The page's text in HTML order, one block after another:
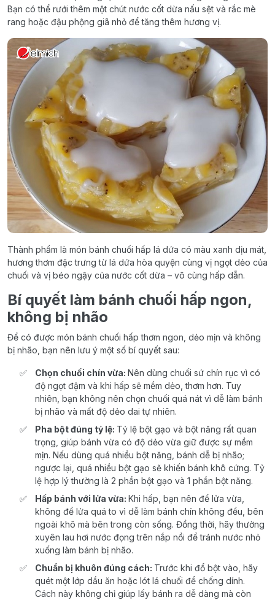
Bạn có thể rưới thêm một chút nước cốt dừa nấu sệt và rắc mè
rang hoặc đậu phộng giã nhỏ để tăng thêm hương vị.
Thành phẩm là món bánh chuối hấp lá dứa có màu xanh dịu mát,
hương thơm đặc trưng từ lá dứa hòa quyện cùng vị ngọt dẻo của
chuối và vị béo ngậy của nước cốt dừa – vô cùng hấp dẫn.
Bí quyết làm bánh chuối hấp ngon,
không bị nhão
Để có được món bánh chuối hấp thơm ngon, dẻo mịn và không
bị nhão, bạn nên lưu ý một số bí quyết sau:
Chọn chuối chín vừa: Nên dùng chuối sứ chín rục vì có
độ ngọt đậm và khi hấp sẽ mềm dẻo, thơm hơn. Tuy
nhiên, bạn không nên chọn chuối quá nát vì dễ làm bánh
bị nhão và mất độ dẻo dai tự nhiên.
Pha bột đúng tỷ lệ: Tỷ lệ bột gạo và bột năng rất quan
trọng, giúp bánh vừa có độ dẻo vừa giữ được sự mềm
mịn. Nếu dùng quá nhiều bột năng, bánh dễ bị nhão;
ngược lại, quá nhiều bột gạo sẽ khiến bánh khô cứng. Tỷ
lệ hợp lý thường là 2 phần bột gạo và 1 phần bột năng.
Hấp bánh với lửa vừa: Khi hấp, bạn nên để lửa vừa,
không để lửa quá to vì dễ làm bánh chín không đều, bên
ngoài khô mà bên trong còn sống. Đồng thời, hãy thường
xuyên lau hơi nước đọng trên nắp nồi để tránh nước nhỏ
xuống làm bánh bị nhão.
Chuẩn bị khuôn đúng cách: Trước khi đổ bột vào, hãy
quét một lớp dầu ăn hoặc lót lá chuối để chống dính.
Cách này không chỉ giúp lấy bánh ra dễ dàng mà còn